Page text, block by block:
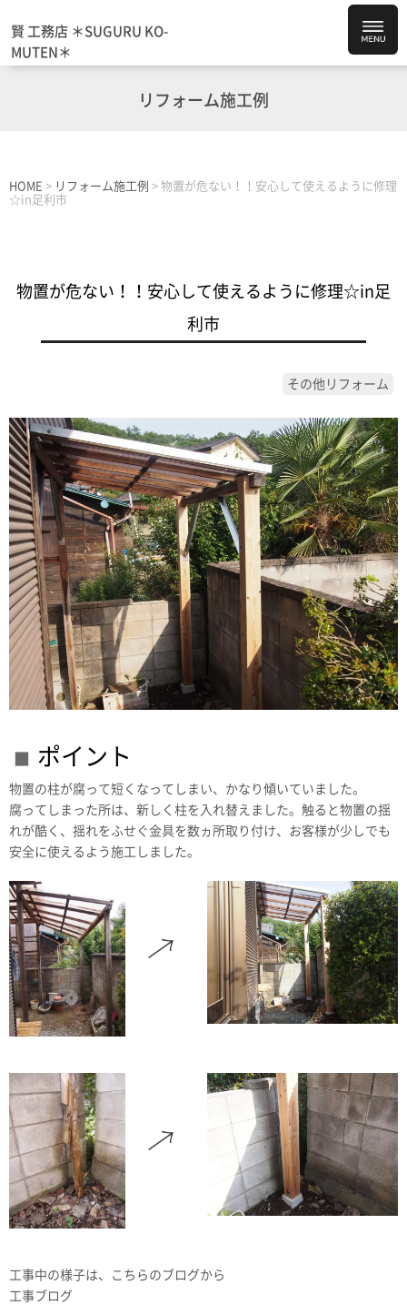
賢 工務店 ＊SUGURU KO-
MUTEN＊
リフォーム施工例
HOME > リフォーム施工例 > 物置が危ない！！安心して使えるように修理
☆in足利市
物置が危ない！！安心して使えるように修理☆in足
利市
その他リフォーム
ポイント
物置の柱が腐って短くなってしまい、かなり傾いていました。
腐ってしまった所は、新しく柱を入れ替えました。触ると物置の揺
れが酷く、揺れをふせぐ金具を数ヵ所取り付け、お客様が少しでも
安全に使えるよう施工しました。
工事中の様子は、こちらのブログから
工事ブログ